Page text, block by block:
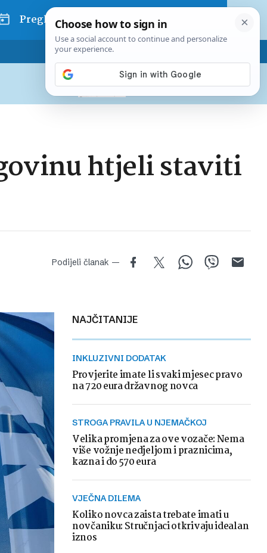
Pregled dana
Pretplatite se na Poslovni
Već od10 EURmjesečno
htjeli staviti
Podijeli članak —
NAJČITANIJE
INKLUZIVNI DODATAK
Provjerite imate li svaki mjesec pravo
na 720 eura državnog novca
STROGA PRAVILA U NJEMAČKOJ
Velika promjena za ove vozače: Nema
više vožnje nedjeljom i praznicima,
kazna i do 570 eura
VJEČNA DILEMA
Koliko novca zaista trebate imati u
novčaniku: Stručnjaci otkrivaju idealan
iznos